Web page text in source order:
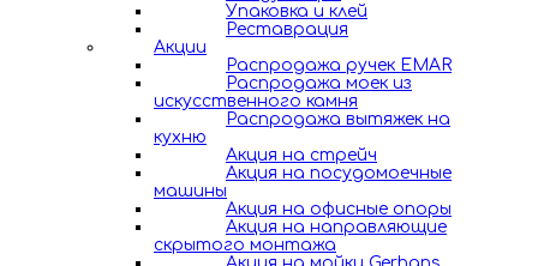
Упаковка и клей
Реставрация
Акции
Распродажа ручек EMAR
Распродажа моек из
искусственного камня
Распродажа вытяжек на
кухню
Акция на стрейч
Акция на посудомоечные
машины
Акция на офисные опоры
Акция на направляющие
скрытого монтажа